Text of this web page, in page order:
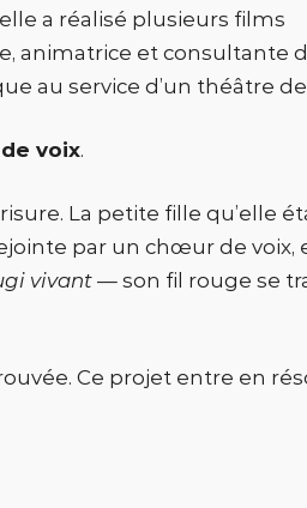
a réalisé plusieurs films
animatrice et consultante
au service d’un théâtre de
voix.
La petite fille qu’elle
par un chœur de voix,
vivant— son fil rouge se
Ce projet entre en